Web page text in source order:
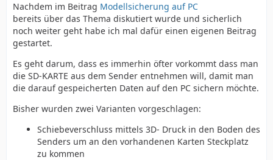
Nachdem im Beitrag Modellsicherung auf PC
bereits über das Thema diskutiert wurde und sicherlich
noch weiter geht habe ich mal dafür einen eigenen Beitrag
gestartet.
Es geht darum, dass es immerhin öfter vorkommt dass man
die SD-KARTE aus dem Sender entnehmen will, damit man
die darauf gespeicherten Daten auf den PC sichern möchte.
Bisher wurden zwei Varianten vorgeschlagen:
Schiebeverschluss mittels 3D- Druck in den Boden des
Senders um an den vorhandenen Karten Steckplatz
zu kommen